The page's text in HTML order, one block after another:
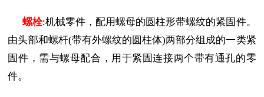
螺栓:机械零件，配用螺母的圆柱形带螺纹的紧固件。
由头部和螺杆(带有外螺纹的圆柱体)两部分组成的一类紧
固件，需与螺母配合，用于紧固连接两个带有通孔的零
件。